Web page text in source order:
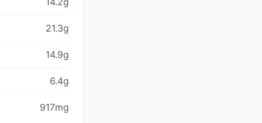
21.3g
14.9g
6.4g
917mg